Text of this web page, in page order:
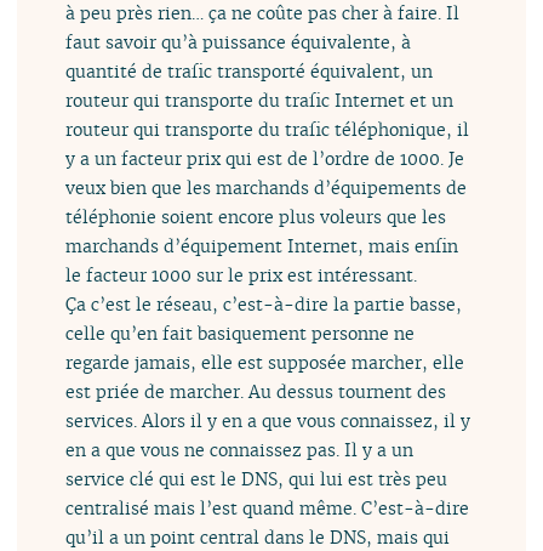
à peu près rien… ça ne coûte pas cher à faire. Il
faut savoir qu’à puissance équivalente, à
quantité de trafic transporté équivalent, un
routeur qui transporte du trafic Internet et un
routeur qui transporte du trafic téléphonique, il
y a un facteur prix qui est de l’ordre de 1000. Je
veux bien que les marchands d’équipements de
téléphonie soient encore plus voleurs que les
marchands d’équipement Internet, mais enfin
le facteur 1000 sur le prix est intéressant.
Ça c’est le réseau, c’est-à-dire la partie basse,
celle qu’en fait basiquement personne ne
regarde jamais, elle est supposée marcher, elle
est priée de marcher. Au dessus tournent des
services. Alors il y en a que vous connaissez, il y
en a que vous ne connaissez pas. Il y a un
service clé qui est le DNS, qui lui est très peu
centralisé mais l’est quand même. C’est-à-dire
qu’il a un point central dans le DNS, mais qui